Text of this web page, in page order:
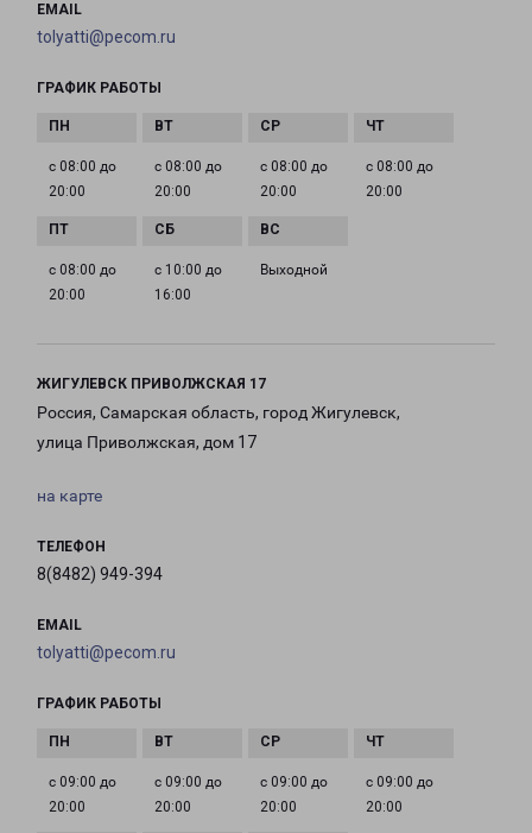
EMAIL
tolyatti@pecom.ru
ГРАФИК РАБОТЫ
с 08:00 до
20:00
с 08:00 до
20:00
с 08:00 до
20:00
с 08:00 до
20:00
с 08:00 до
20:00
с 10:00 до
16:00
Выходной
ЖИГУЛЕВСК ПРИВОЛЖСКАЯ 17
Россия, Самарская область, город Жигулевск,
улица Приволжская, дом 17
на карте
ТЕЛЕФОН
8(8482) 949-394
EMAIL
tolyatti@pecom.ru
ГРАФИК РАБОТЫ
с 09:00 до
20:00
с 09:00 до
20:00
с 09:00 до
20:00
с 09:00 до
20:00